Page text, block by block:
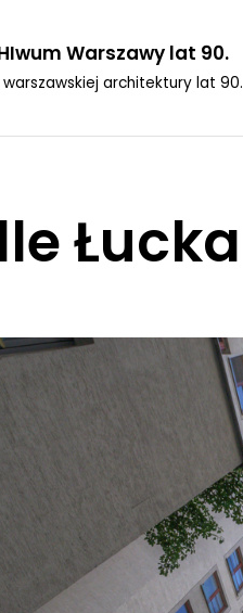
Warszawy lat 90.
architektury lat 90.
Łucka